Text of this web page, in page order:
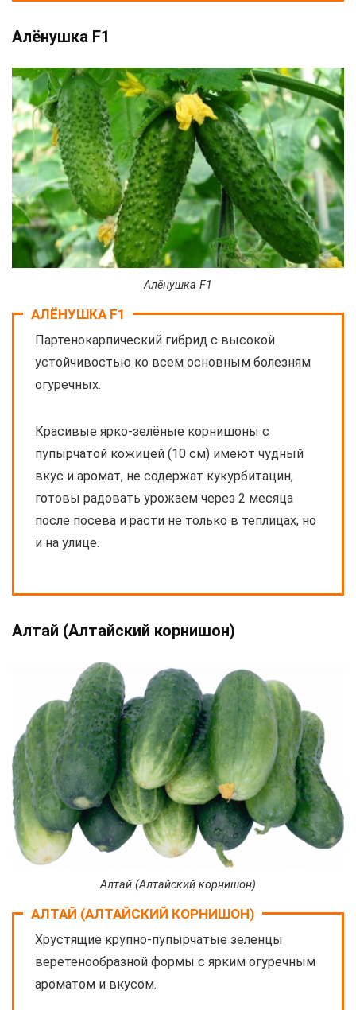
Алёнушка F1
Алёнушка F1
АЛЁНУШКА F1
Партенокарпический гибрид с высокой
устойчивостью ко всем основным болезням
огуречных.
Красивые ярко-зелёные корнишоны с
пупырчатой кожицей (10 см) имеют чудный
вкус и аромат, не содержат кукурбитацин,
готовы радовать урожаем через 2 месяца
после посева и расти не только в теплицах, но
и на улице.
Алтай (Алтайский корнишон)
Алтай (Алтайский корнишон)
АЛТАЙ (АЛТАЙСКИЙ КОРНИШОН)
Хрустящие крупно-пупырчатые зеленцы
веретенообразной формы с ярким огуречным
ароматом и вкусом.